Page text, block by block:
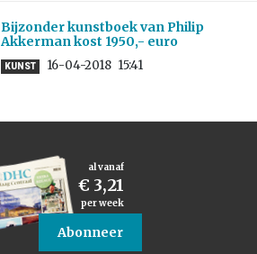
Bijzonder kunstboek van Philip
Akkerman kost 1950,- euro
KUNST 16-04-2018 15:41
al vanaf
€ 3,21
per week
Abonneer